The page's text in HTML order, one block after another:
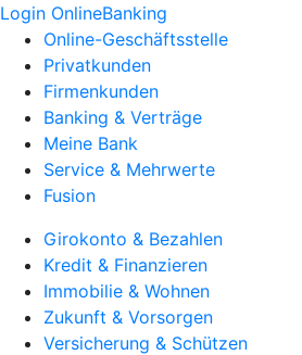
Login OnlineBanking
Online-Geschäftsstelle
Privatkunden
Firmenkunden
Banking & Verträge
Meine Bank
Service & Mehrwerte
Fusion
Girokonto & Bezahlen
Kredit & Finanzieren
Immobilie & Wohnen
Zukunft & Vorsorgen
Versicherung & Schützen